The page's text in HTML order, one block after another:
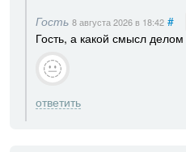
Гость 8 августа 2026 в 18:42 #
Гость, а какой смысл
ответить